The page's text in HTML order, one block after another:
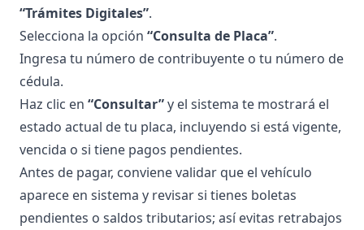
“Trámites Digitales”.
Selecciona la opción “Consulta de Placa”.
Ingresa tu número de contribuyente o tu número de
cédula.
Haz clic en “Consultar”y el sistema te mostrará el
estado actual de tu placa, incluyendo si está vigente,
vencida o si tiene pagos pendientes.
Antes de pagar, conviene validar que el vehículo
aparece en sistema y revisar si tienes boletas
pendientes o saldos tributarios; así evitas retrabajos